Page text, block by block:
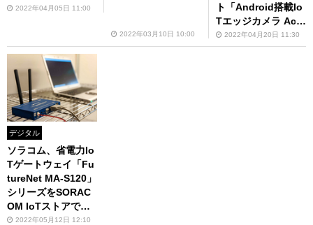
2022年04月05日 11:00
2022年03月10日 10:00
ト「Android搭載Io
Tエッジカメラ Acty
-G3＋ スターターキ
ット」発売
2022年04月20日 11:30
デジタル
ソラコム、省電力Io
Tゲートウェイ「Fu
tureNet MA-S120」
シリーズをSORAC
OM IoTストアで提
供開始
2022年05月12日 12:10